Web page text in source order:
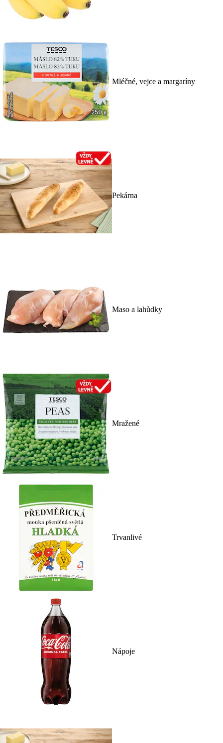
Mléčné, vejce a margaríny
Pekárna
Maso a lahůdky
Mražené
Trvanlivé
Nápoje